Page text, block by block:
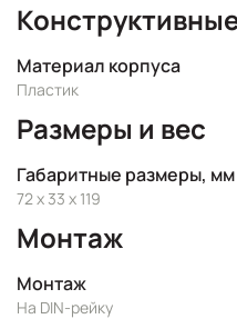
Материал корпуса
Пластик
Размеры и вес
Габаритные размеры, мм
72 x 33 x 119
Монтаж
Монтаж
На DIN-рейку